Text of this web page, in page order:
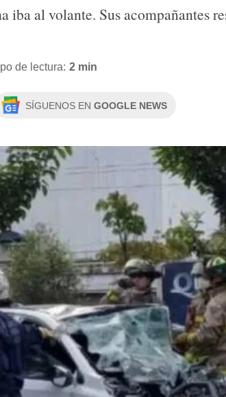
al volante. Sus acompañantes
de lectura: 2 min
SÍGUENOS EN GOOGLE NEWS